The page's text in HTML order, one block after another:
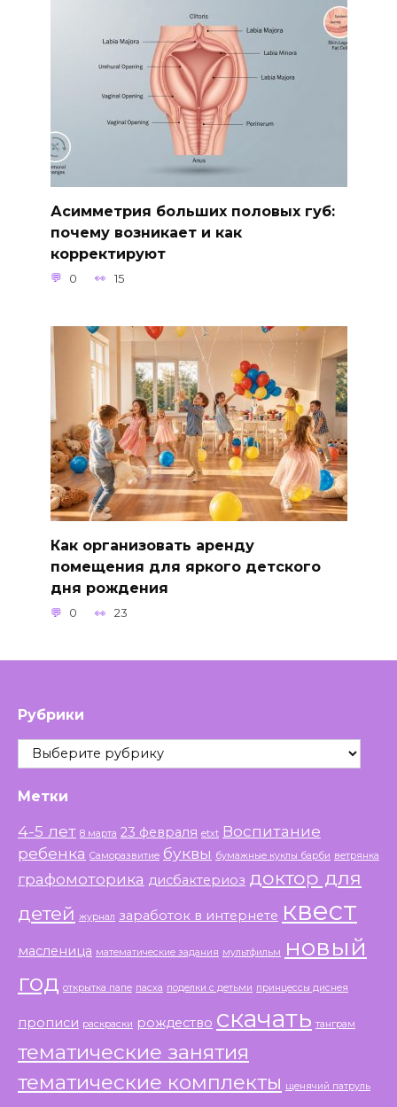
Асимметрия больших половых губ:
почему возникает и как
корректируют
0 15
Как организовать аренду
помещения для яркого детского
дня рождения
0 23
Рубрики
Рубрики
Метки
4-5 лет 8 марта 23 февраля etxt Воспитание
ребенка Саморазвитие буквы бумажные куклы барби ветрянка
графомоторика дисбактериоз доктор для
детей журнал заработок в интернете квест
масленица математические задания мультфильм
новый
год открытка папе пасха поделки с детьми принцессы диснея
прописи раскраски рождество скачать танграм
тематические занятия
тематические комплекты щенячий патруль